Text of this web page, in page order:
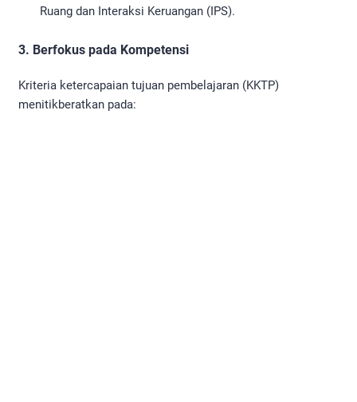
Ruang dan Interaksi Keruangan (IPS).
3. Berfokus pada Kompetensi
Kriteria ketercapaian tujuan pembelajaran (KKTP)
menitikberatkan pada: